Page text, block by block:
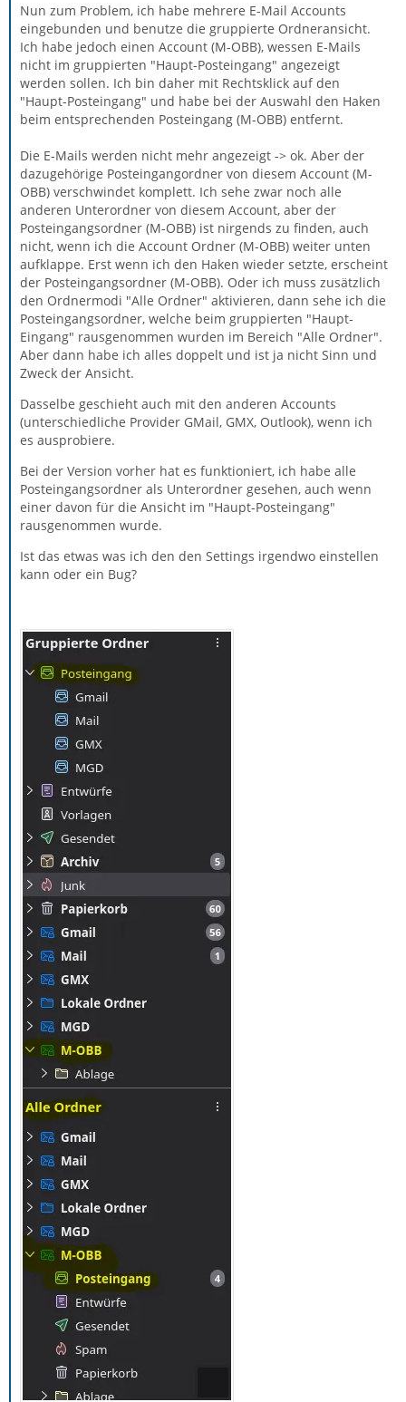
Nun zum Problem, ich habe mehrere E-Mail Accounts
eingebunden und benutze die gruppierte Ordneransicht.
Ich habe jedoch einen Account (M-OBB), wessen E-Mails
nicht im gruppierten "Haupt-Posteingang" angezeigt
werden sollen. Ich bin daher mit Rechtsklick auf den
"Haupt-Posteingang" und habe bei der Auswahl den Haken
beim entsprechenden Posteingang (M-OBB) entfernt.
Die E-Mails werden nicht mehr angezeigt -> ok. Aber der
dazugehörige Posteingangordner von diesem Account (M-
OBB) verschwindet komplett. Ich sehe zwar noch alle
anderen Unterordner von diesem Account, aber der
Posteingangsordner (M-OBB) ist nirgends zu finden, auch
nicht, wenn ich die Account Ordner (M-OBB) weiter unten
aufklappe. Erst wenn ich den Haken wieder setzte, erscheint
der Posteingangsordner (M-OBB). Oder ich muss zusätzlich
den Ordnermodi "Alle Ordner" aktivieren, dann sehe ich die
Posteingangsordner, welche beim gruppierten "Haupt-
Eingang" rausgenommen wurden im Bereich "Alle Ordner".
Aber dann habe ich alles doppelt und ist ja nicht Sinn und
Zweck der Ansicht.
Dasselbe geschieht auch mit den anderen Accounts
(unterschiedliche Provider GMail, GMX, Outlook), wenn ich
es ausprobiere.
Bei der Version vorher hat es funktioniert, ich habe alle
Posteingangsordner als Unterordner gesehen, auch wenn
einer davon für die Ansicht im "Haupt-Posteingang"
rausgenommen wurde.
Ist das etwas was ich den den Settings irgendwo einstellen
kann oder ein Bug?